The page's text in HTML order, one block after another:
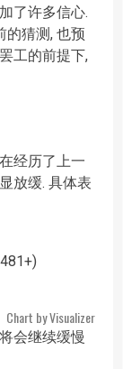
了许多信心.
的猜测, 也预
工的前提下,
经历了上一
放缓. 具体表
Chart byVisualizer
会继续缓慢